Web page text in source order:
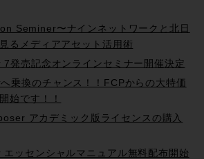
Seminer〜ナインネットワークと北日
るメディアアセット活用術
発売記念オンラインセミナー開催決定
乗換のチャンス！！FCPからの大特価
始です！！
アカデミック版ライセンスの購入
ッセンシャルマニュアル無料配布開始